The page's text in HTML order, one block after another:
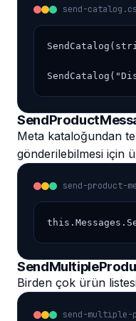
send-catalog.cs
Meta kataloğundan
gönderilebilmesi için
send-product-
Birden çok ürün
send-multiple-